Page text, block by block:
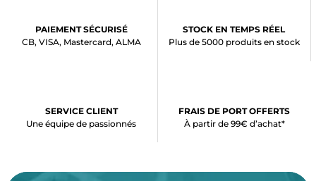
PAIEMENT SÉCURISÉ
CB, VISA, Mastercard, ALMA
STOCK EN TEMPS RÉEL
Plus de 5000 produits en stock
SERVICE CLIENT
Une équipe de passionnés
FRAIS DE PORT OFFERTS
À partir de 99€ d’achat*